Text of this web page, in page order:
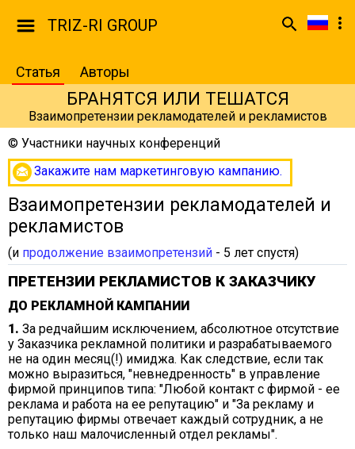
TRIZ-RI GROUP
Статья Авторы
БРАНЯТСЯ ИЛИ ТЕШАТСЯ
Взаимопретензии рекламодателей и рекламистов
© Участники научных конференций
Закажите нам маркетинговую кампанию.
Взаимопретензии рекламодателей и
рекламистов
(и продолжение взаимопретензий - 5 лет спустя)
ПРЕТЕНЗИИ РЕКЛАМИСТОВ К ЗАКАЗЧИКУ
ДО РЕКЛАМНОЙ КАМПАНИИ
1. За редчайшим исключением, абсолютное отсутствие
у Заказчика рекламной политики и разрабатываемого
не на один месяц(!) имиджа. Как следствие, если так
можно выразиться, "невнедренность" в управление
фирмой принципов типа: "Любой контакт с фирмой - ее
реклама и работа на ее репутацию" и "За рекламу и
репутацию фирмы отвечает каждый сотрудник, а не
только наш малочисленный отдел рекламы".